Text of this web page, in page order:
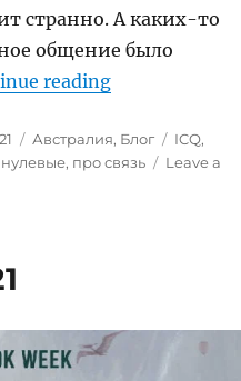
странно. А каких-то
общение было
reading“На связи”
Categories
Австралия, Блог Tags
ICQ,
, про связь
Leave a